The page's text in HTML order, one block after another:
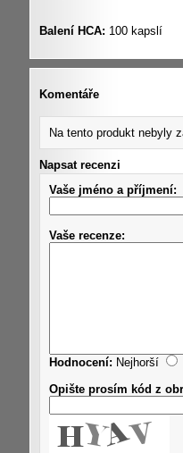
Balení HCA: 100 kapslí
Komentáře
Na tento produkt nebyly
Napsat recenzi
Vaše jméno a příjmení:
Vaše recenze:
Hodnocení: Nejhorší
Opište prosím kód z